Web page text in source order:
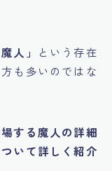
魔人」
という存在
も多いのではな
する魔人の詳細
いて詳しく紹介